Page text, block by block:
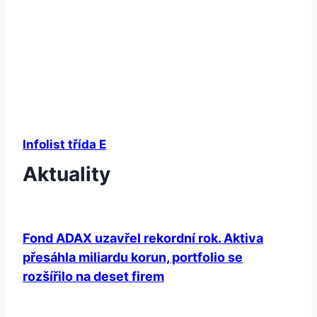
Infolist třída E
Aktuality
Fond ADAX uzavřel rekordní rok. Aktiva
přesáhla miliardu korun, portfolio se
rozšířilo na deset firem